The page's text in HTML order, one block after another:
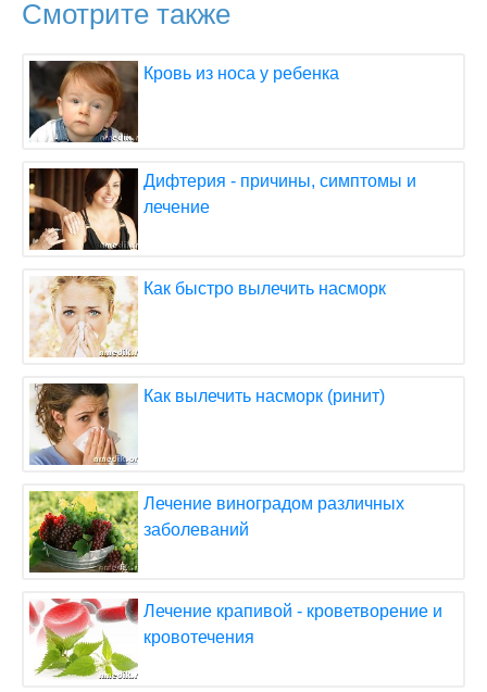
Смотрите также
Кровь из носа у ребенка
Дифтерия - причины, симптомы и
лечение
Как быстро вылечить насморк
Как вылечить насморк (ринит)
Лечение виноградом различных
заболеваний
Лечение крапивой - кроветворение и
кровотечения